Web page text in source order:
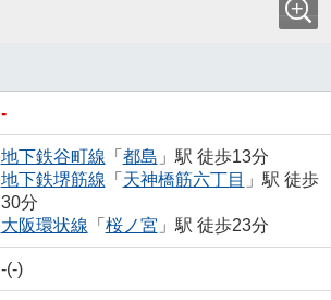
-
地下鉄谷町線 「 都島 」駅 徒歩13分
地下鉄堺筋線 「 天神橋筋六丁目 」駅 徒歩
30分
大阪環状線 「 桜ノ宮 」駅 徒歩23分
-(-)